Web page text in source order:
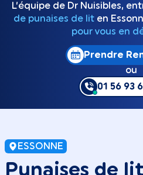
L’équipe de Dr Nuisibles,
de punaises de liten
pour vous en
Prendre
ou
01 56 93
ESSONNE
Punaises de lit